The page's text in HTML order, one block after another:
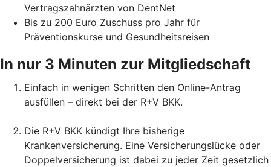
Vertragszahnärzten von DentNet
Bis zu 200 Euro Zuschuss pro Jahr für
Präventionskurse und Gesundheitsreisen
In nur 3 Minuten zur Mitgliedschaft
Einfach in wenigen Schritten den Online-Antrag
ausfüllen – direkt bei der R+V BKK.
Die R+V BKK kündigt Ihre bisherige
Krankenversicherung. Eine Versicherungslücke oder
Doppelversicherung ist dabei zu jeder Zeit gesetzlich